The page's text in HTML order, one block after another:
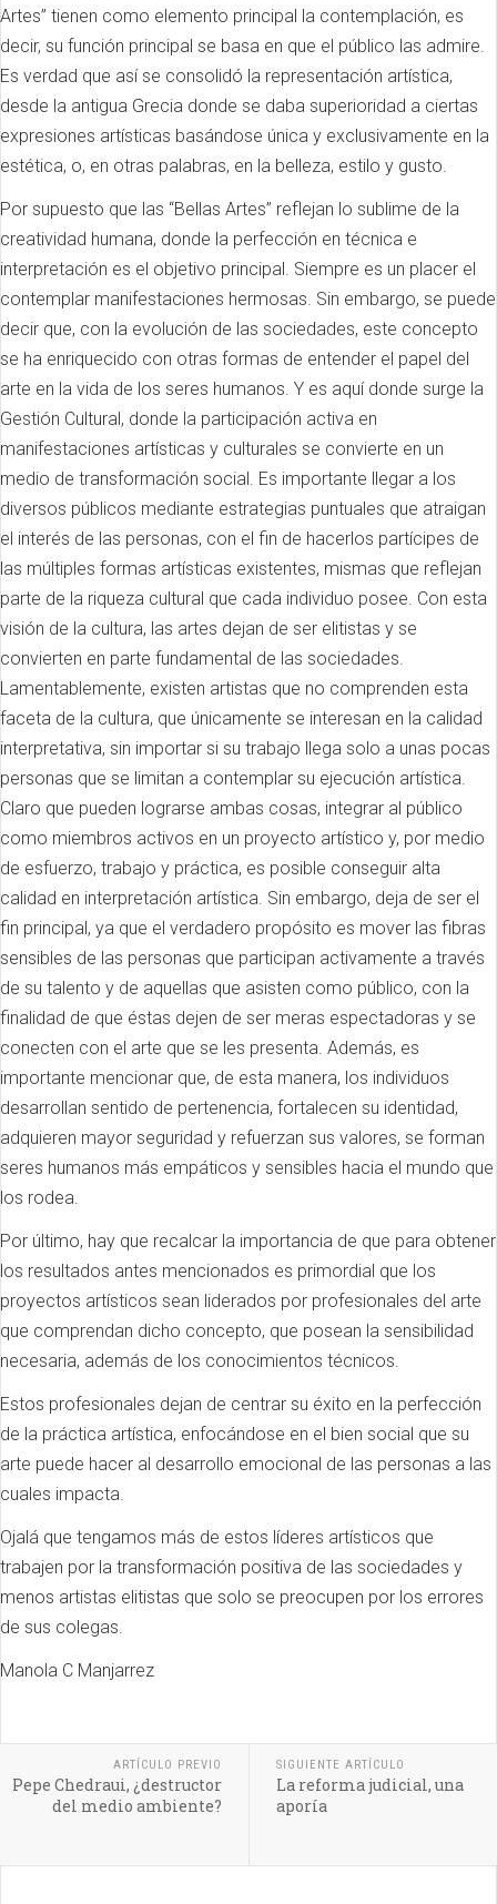
Artes” tienen como elemento principal la contemplación, es
decir, su función principal se basa en que el público las admire.
Es verdad que así se consolidó la representación artística,
desde la antigua Grecia donde se daba superioridad a ciertas
expresiones artísticas basándose única y exclusivamente en la
estética, o, en otras palabras, en la belleza, estilo y gusto.
Por supuesto que las “Bellas Artes” reflejan lo sublime de la
creatividad humana, donde la perfección en técnica e
interpretación es el objetivo principal. Siempre es un placer el
contemplar manifestaciones hermosas. Sin embargo, se puede
decir que, con la evolución de las sociedades, este concepto
se ha enriquecido con otras formas de entender el papel del
arte en la vida de los seres humanos. Y es aquí donde surge la
Gestión Cultural, donde la participación activa en
manifestaciones artísticas y culturales se convierte en un
medio de transformación social. Es importante llegar a los
diversos públicos mediante estrategias puntuales que atraigan
el interés de las personas, con el fin de hacerlos partícipes de
las múltiples formas artísticas existentes, mismas que reflejan
parte de la riqueza cultural que cada individuo posee. Con esta
visión de la cultura, las artes dejan de ser elitistas y se
convierten en parte fundamental de las sociedades.
Lamentablemente, existen artistas que no comprenden esta
faceta de la cultura, que únicamente se interesan en la calidad
interpretativa, sin importar si su trabajo llega solo a unas pocas
personas que se limitan a contemplar su ejecución artística.
Claro que pueden lograrse ambas cosas, integrar al público
como miembros activos en un proyecto artístico y, por medio
de esfuerzo, trabajo y práctica, es posible conseguir alta
calidad en interpretación artística. Sin embargo, deja de ser el
fin principal, ya que el verdadero propósito es mover las fibras
sensibles de las personas que participan activamente a través
de su talento y de aquellas que asisten como público, con la
finalidad de que éstas dejen de ser meras espectadoras y se
conecten con el arte que se les presenta. Además, es
importante mencionar que, de esta manera, los individuos
desarrollan sentido de pertenencia, fortalecen su identidad,
adquieren mayor seguridad y refuerzan sus valores, se forman
seres humanos más empáticos y sensibles hacia el mundo que
los rodea.
Por último, hay que recalcar la importancia de que para obtener
los resultados antes mencionados es primordial que los
proyectos artísticos sean liderados por profesionales del arte
que comprendan dicho concepto, que posean la sensibilidad
necesaria, además de los conocimientos técnicos.
Estos profesionales dejan de centrar su éxito en la perfección
de la práctica artística, enfocándose en el bien social que su
arte puede hacer al desarrollo emocional de las personas a las
cuales impacta.
Ojalá que tengamos más de estos líderes artísticos que
trabajen por la transformación positiva de las sociedades y
menos artistas elitistas que solo se preocupen por los errores
de sus colegas.
Manola C Manjarrez
ARTÍCULO PREVIO
Pepe Chedraui, ¿destructor
del medio ambiente?
SIGUIENTE ARTÍCULO
La reforma judicial, una
aporía